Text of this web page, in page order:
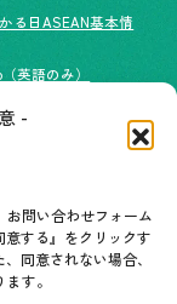
-
お問い合わせフォーム
する』をクリックす
同意されない場合、
す。
る日ASEAN基本情
英語のみ）
先一覧